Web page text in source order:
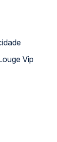
Louge Vip